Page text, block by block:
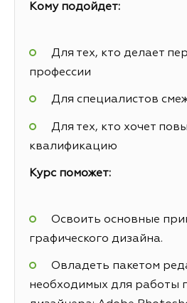
Кому подойдет:
Для тех, кто делает
профессии
Для специалистов
Для тех, кто хочет
квалификацию
Курс поможет:
Освоить основные
графического дизайна.
Овладеть пакетом
необходимых для работы